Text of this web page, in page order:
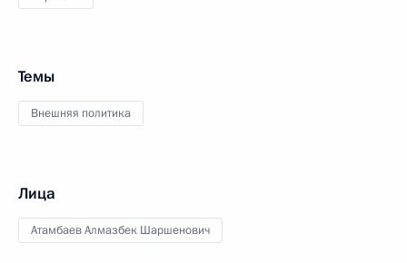
Темы
Внешняя политика
Лица
Атамбаев Алмазбек Шаршенович